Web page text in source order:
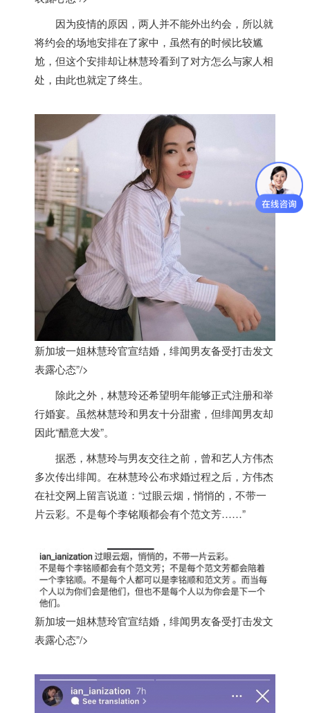
因为疫情的原因，两人并不能外出约会，所以就
将约会的场地安排在了家中，虽然有的时候比较尴
尬，但这个安排却让林慧玲看到了对方怎么与家人相
处，由此也就定了终生。
新加坡一姐林慧玲官宣结婚，绯闻男友备受打击发文
表露心态”/>
除此之外，林慧玲还希望明年能够正式注册和举
行婚宴。虽然林慧玲和男友十分甜蜜，但绯闻男友却
因此“醋意大发”。
据悉，林慧玲与男友交往之前，曾和艺人方伟杰
多次传出绯闻。在林慧玲公布求婚过程之后，方伟杰
在社交网上留言说道：“过眼云烟，悄悄的，不带一
片云彩。不是每个李铭顺都会有个范文芳……”
新加坡一姐林慧玲官宣结婚，绯闻男友备受打击发文
表露心态”/>